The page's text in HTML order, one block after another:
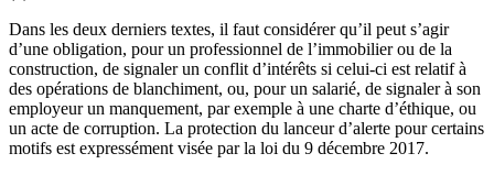
Dans les deux derniers textes, il faut considérer qu’il peut s’agir
d’une obligation, pour un professionnel de l’immobilier ou de la
construction, de signaler un conflit d’intérêts si celui-ci est relatif à
des opérations de blanchiment, ou, pour un salarié, de signaler à son
employeur un manquement, par exemple à une charte d’éthique, ou
un acte de corruption. La protection du lanceur d’alerte pour certains
motifs est expressément visée par la loi du 9 décembre 2017.